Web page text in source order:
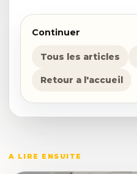
Continuer
Tous les articles
Retour a l'accueil
A LIRE ENSUITE